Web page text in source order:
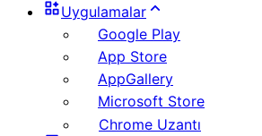
Uygulamalar
Google Play
App Store
AppGallery
Microsoft Store
Chrome Uzantı